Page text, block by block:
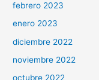
febrero 2023
enero 2023
diciembre 2022
noviembre 2022
octubre 2022